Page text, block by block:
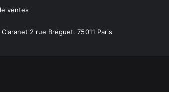
ventes
2 rue Bréguet. 75011 Paris